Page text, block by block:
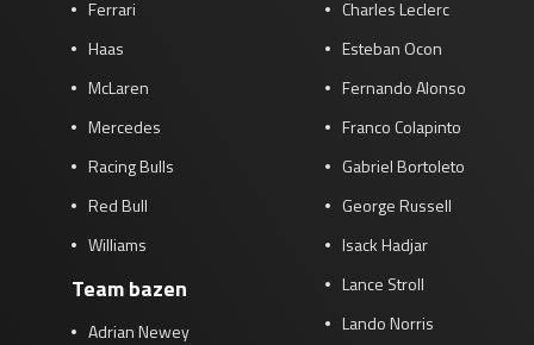
Ferrari
Haas
McLaren
Mercedes
Racing Bulls
Red Bull
Williams
Team bazen
Adrian Newey
Charles Leclerc
Esteban Ocon
Fernando Alonso
Franco Colapinto
Gabriel Bortoleto
George Russell
Isack Hadjar
Lance Stroll
Lando Norris